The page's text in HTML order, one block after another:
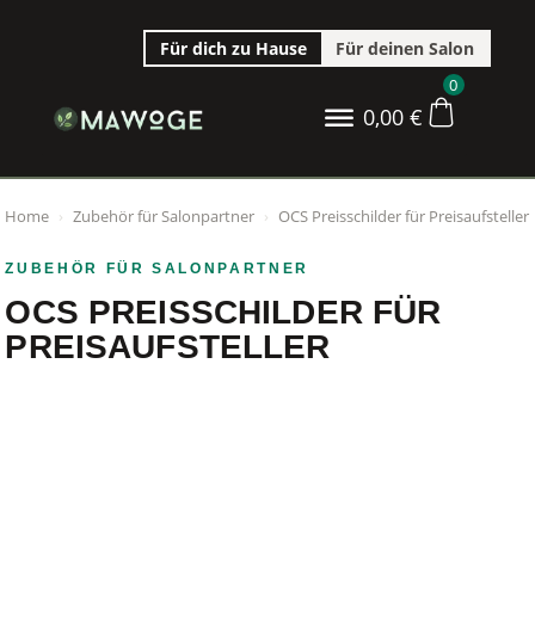
Für dich zu Hause Für deinen Salon
0,00 €
0
Home › Zubehör für Salonpartner › OCS Preisschilder für Preisaufsteller
ZUBEHÖR FÜR SALONPARTNER
OCS PREISSCHILDER FÜR
PREISAUFSTELLER